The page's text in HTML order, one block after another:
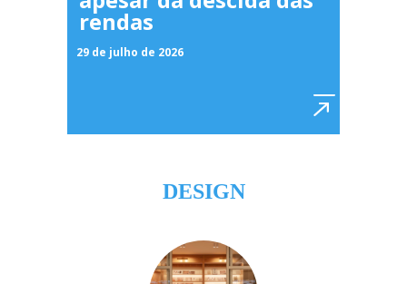
rendas
29 de julho de 2026
DESIGN